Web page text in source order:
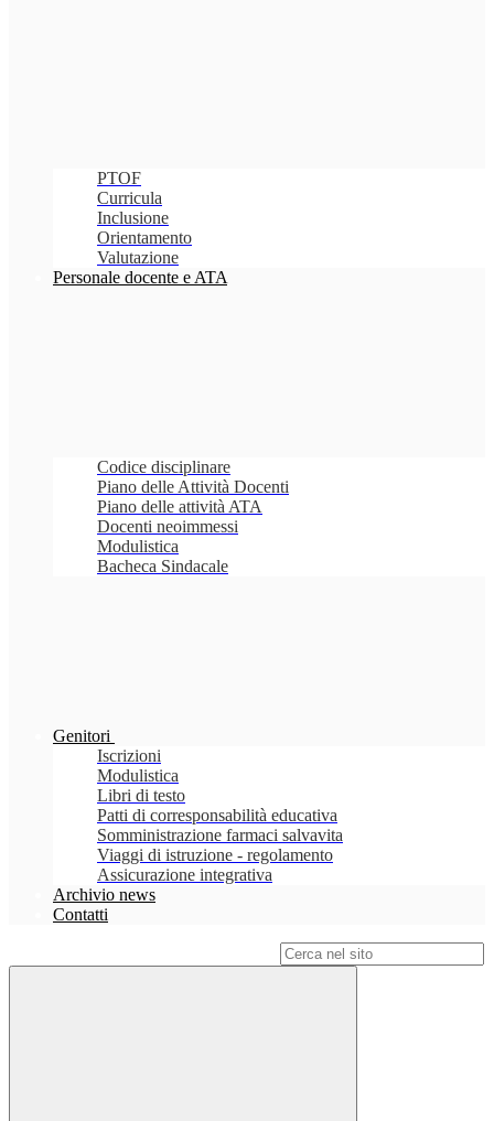
PTOF
Curricula
Inclusione
Orientamento
Valutazione
Personale docente e ATA
Codice disciplinare
Piano delle Attività Docenti
Piano delle attività ATA
Docenti neoimmessi
Modulistica
Bacheca Sindacale
Genitori
Iscrizioni
Modulistica
Libri di testo
Patti di corresponsabilità educativa
Somministrazione farmaci salvavita
Viaggi di istruzione - regolamento
Assicurazione integrativa
Archivio news
Contatti